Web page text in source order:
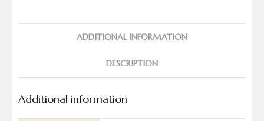
ADDITIONAL INFORMATION
DESCRIPTION
Additional information